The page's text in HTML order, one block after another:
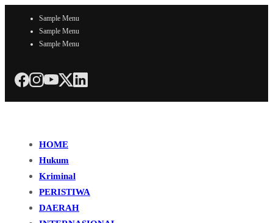
Sample Menu
Sample Menu
Sample Menu
HOME
Hukum
Kriminal
PERISTIWA
DAERAH